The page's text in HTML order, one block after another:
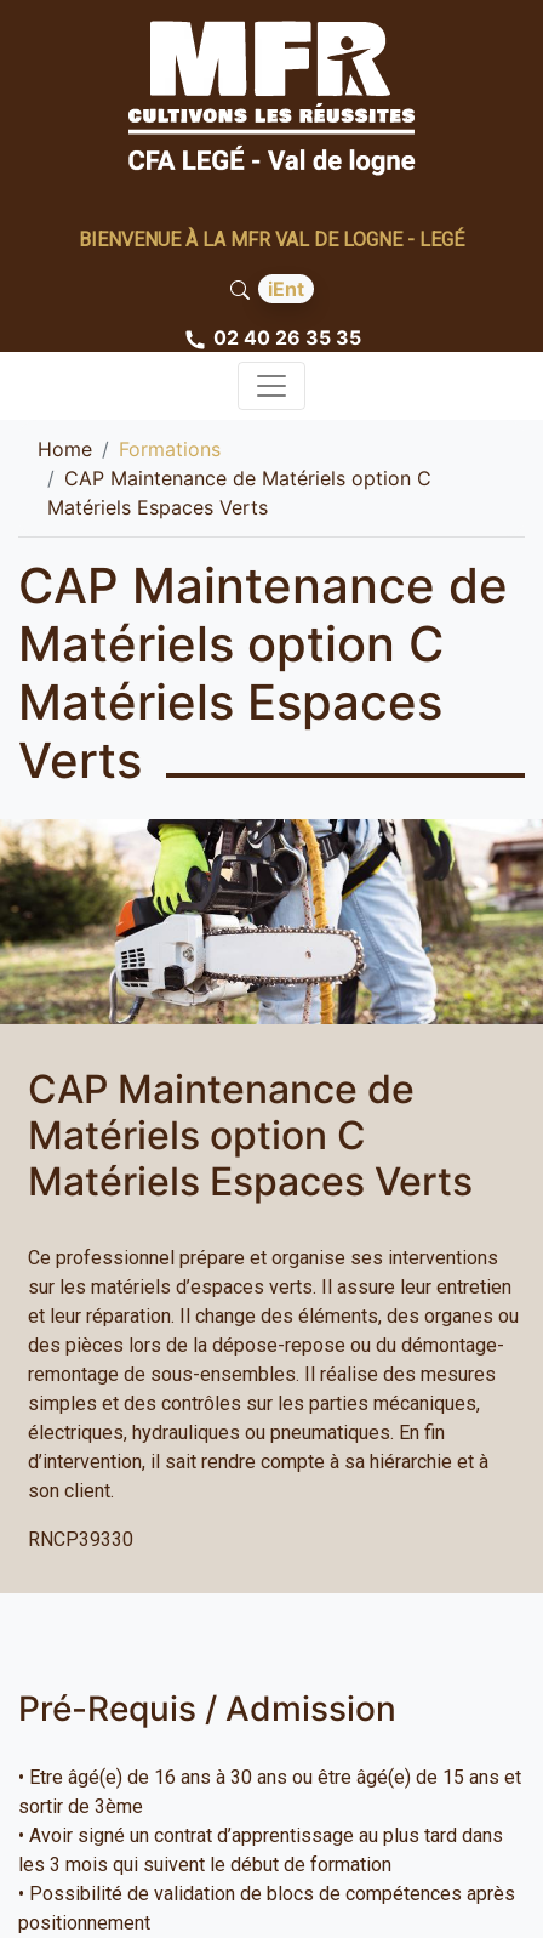
BIENVENUE À LA MFR VAL DE LOGNE - LEGÉ
iEnt
02 40 26 35 35
Home
Formations
CAP Maintenance de Matériels option C
Matériels Espaces Verts
CAP Maintenance de
Matériels option C
Matériels Espaces
Verts
CAP Maintenance de
Matériels option C
Matériels Espaces Verts
Ce professionnel prépare et organise ses interventions
sur les matériels d’espaces verts. Il assure leur entretien
et leur réparation. Il change des éléments, des organes ou
des pièces lors de la dépose-repose ou du démontage-
remontage de sous-ensembles. Il réalise des mesures
simples et des contrôles sur les parties mécaniques,
électriques, hydrauliques ou pneumatiques. En fin
d’intervention, il sait rendre compte à sa hiérarchie et à
son client.
RNCP39330
Pré-Requis / Admission
• Etre âgé(e) de 16 ans à 30 ans ou être âgé(e) de 15 ans et
sortir de 3ème
• Avoir signé un contrat d’apprentissage au plus tard dans
les 3 mois qui suivent le début de formation
• Possibilité de validation de blocs de compétences après
positionnement